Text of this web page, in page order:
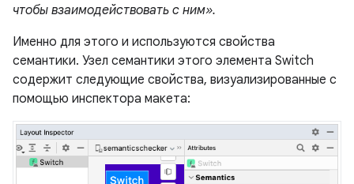
чтобы взаимодействовать с ним».
Именно для этого и используются свойства
семантики. Узел семантики этого элемента Switch
содержит следующие свойства, визуализированные с
помощью инспектора макета: